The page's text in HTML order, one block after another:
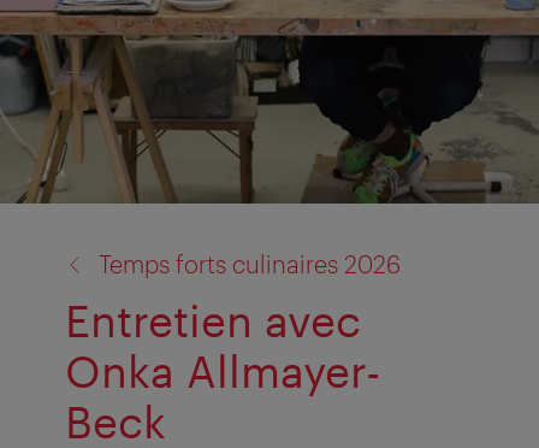
Temps forts culinaires 2026
Entretien avec
Onka Allmayer-
Beck